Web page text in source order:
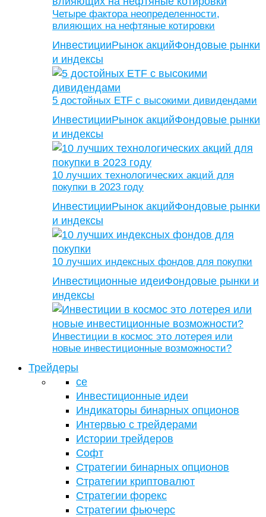
Четыре фактора неопределенности,
влияющих на нефтяные котировки
ИнвестицииРынок акцийФондовые рынки
и индексы
5 достойных ETF с высокими дивидендами
ИнвестицииРынок акцийФондовые рынки
и индексы
10 лучших технологических акций для
покупки в 2023 году
ИнвестицииРынок акцийФондовые рынки
и индексы
10 лучших индексных фондов для покупки
Инвестиционные идеиФондовые рынки и
индексы
Инвестиции в космос это лотерея или
новые инвестиционные возможности?
Трейдеры
се
Инвестиционные идеи
Индикаторы бинарных опционов
Интервью с трейдерами
Истории трейдеров
Софт
Стратегии бинарных опционов
Стратегии криптовалют
Стратегии форекс
Стратегии фьючерс